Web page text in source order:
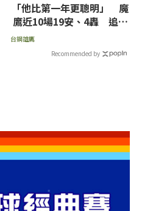
「他比第一年更聰明」 魔
鷹近10場19安、4轟 追上
台鋼雄鷹
Recommended by